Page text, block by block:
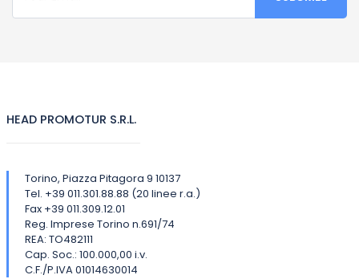
HEAD PROMOTUR S.R.L.
Torino, Piazza Pitagora 9 10137
Tel. +39 011.301.88.88 (20 linee r.a.)
Fax +39 011.309.12.01
Reg. Imprese Torino n.691/74
REA: TO482111
Cap. Soc.: 100.000,00 i.v.
C.F./P.IVA 01014630014